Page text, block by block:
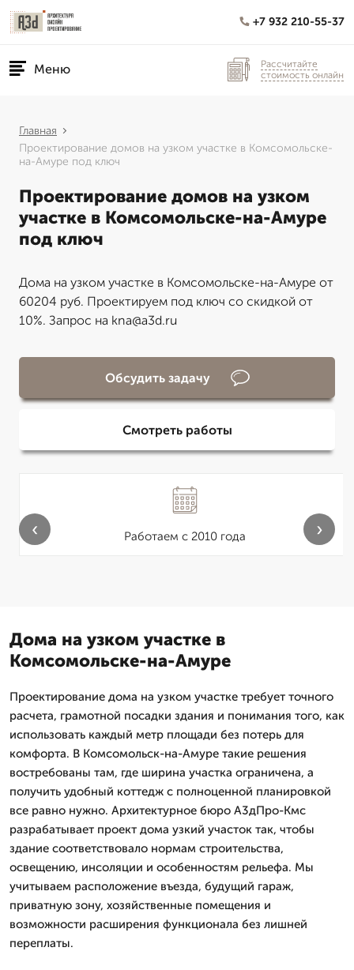
+7 932 210-55-37
Меню
Рассчитайте
стоимость онлайн
Главная
Проектирование домов на узком участке в Комсомольске-
на-Амуре под ключ
Проектирование домов на узком
участке в Комсомольске-на-Амуре
под ключ
Дома на узком участке в Комсомольске-на-Амуре от
60204 руб. Проектируем под ключ со скидкой от
10%. Запрос на kna@a3d.ru
Обсудить задачу
Смотреть работы
Работаем с 2010 года
‹ ›
Дома на узком участке в
Комсомольске-на-Амуре
Проектирование дома на узком участке требует точного
расчета, грамотной посадки здания и понимания того, как
использовать каждый метр площади без потерь для
комфорта. В Комсомольск-на-Амуре такие решения
востребованы там, где ширина участка ограничена, а
получить удобный коттедж с полноценной планировкой
все равно нужно. Архитектурное бюро А3дПро-Кмс
разрабатывает проект дома узкий участок так, чтобы
здание соответствовало нормам строительства,
освещению, инсоляции и особенностям рельефа. Мы
учитываем расположение въезда, будущий гараж,
приватную зону, хозяйственные помещения и
возможности расширения функционала без лишней
переплаты.